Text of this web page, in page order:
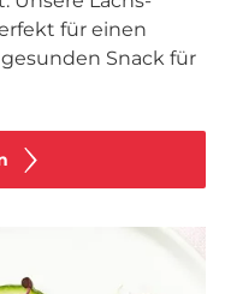
für einen
Snack für